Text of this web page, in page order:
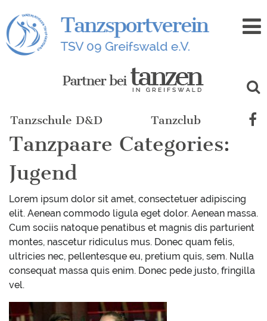
Zum
Inhalt
Tanzschule D&D Tanzclub
Tanzpaare Categories:
Jugend
Lorem ipsum dolor sit amet, consectetuer adipiscing
elit. Aenean commodo ligula eget dolor. Aenean massa.
Cum sociis natoque penatibus et magnis dis parturient
montes, nascetur ridiculus mus. Donec quam felis,
ultricies nec, pellentesque eu, pretium quis, sem. Nulla
consequat massa quis enim. Donec pede justo, fringilla
vel.